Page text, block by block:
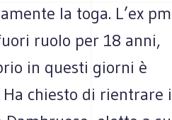
la toga. L’ex
ruolo per 18 anni,
in questi giorni è
chiesto di rientrare